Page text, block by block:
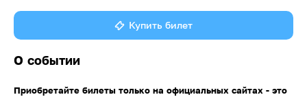
Купить билет
О событии
Приобретайте билеты только на официальных сайтах - это